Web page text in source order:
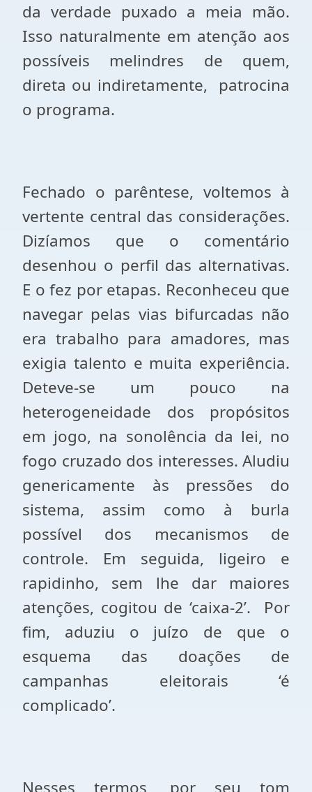
da verdade puxado a meia mão.
Isso naturalmente em atenção aos
possíveis melindres de quem,
direta ou indiretamente,
patrocina
o programa.
Fechado o parêntese, voltemos à
vertente central das considerações.
Dizíamos que o comentário
desenhou o perfil das alternativas.
E o fez por etapas. Reconheceu que
navegar pelas vias bifurcadas não
era trabalho para amadores, mas
exigia talento e muita experiência.
Deteve-se um pouco na
heterogeneidade dos propósitos
em jogo, na sonolência da lei, no
fogo cruzado dos interesses. Aludiu
genericamente às pressões do
sistema, assim como à burla
possível dos mecanismos de
controle. Em seguida, ligeiro e
rapidinho, sem lhe dar maiores
atenções, cogitou de ‘caixa-2’.
Por
fim, aduziu o juízo de que o
esquema das doações de
campanhas eleitorais ‘é
complicado’.
Nesses termos, por seu tom